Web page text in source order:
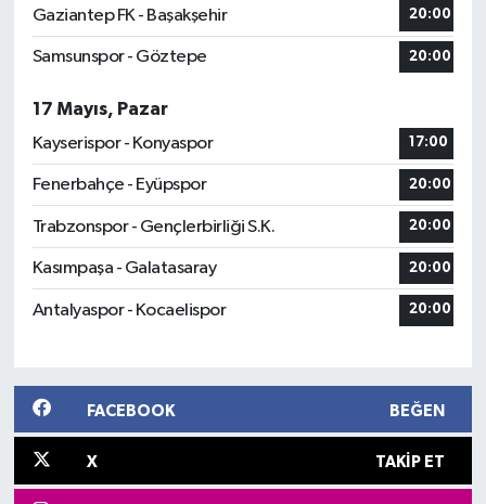
Gaziantep FK - Başakşehir 20:00
Samsunspor - Göztepe 20:00
17 Mayıs, Pazar
Kayserispor - Konyaspor
17:00
Fenerbahçe - Eyüpspor 20:00
Trabzonspor - Gençlerbirliği S.K. 20:00
Kasımpaşa - Galatasaray 20:00
Antalyaspor - Kocaelispor 20:00
FACEBOOK BEĞEN
X TAKIP ET